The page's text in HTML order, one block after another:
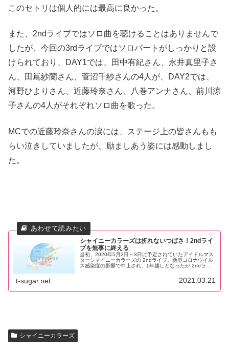
このセトリは個人的には最高に良かった。
また、2ndライブではソロ曲を聴けることはありませんで
したが、今回の3rdライブではソロパートがしっかりと設
けられており、DAY1では、田中有紀さん、永井真里子さ
ん、田嶌紗蘭さん、菅沼千紗さんの4人が、DAY2では、
河野ひよりさん、近藤玲奈さん、八巻アンナさん、前川涼
子さんの4人がそれぞれソロ曲を歌った。
MCでの近藤玲奈さんの涙には、ステージ上の皆さんもも
らい泣きしていましたが、励ましあう姿には感動しまし
た。
シャイニーカラーズは折れないつばさ！2ndライ
ブを無事に終える
当初、2020年5月2日～3日に予定されていたアイドルマス
ターシャイニーカラーズの 2ndライブ。新型コロナウイル
ス感染症の影響で中止され、1年越しとなったが 2ndライ
t-sugar.net 2021.03.21
シャイニーカラーズ